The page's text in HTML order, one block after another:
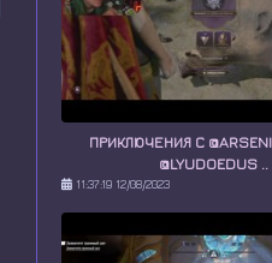
ПРИКЛЮЧЕНИЯ С
@LYUDOEDUS ..
11:37:19 12/08/2023